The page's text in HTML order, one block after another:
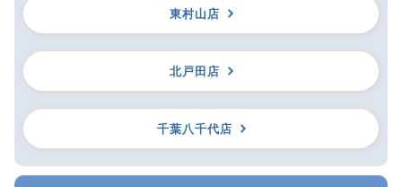
東村山店
北戸田店
千葉八千代店